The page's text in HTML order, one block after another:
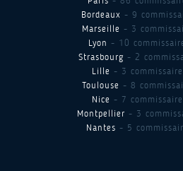
Bordeaux - 9
Marseille - 3
Lyon - 10
Strasbourg - 2
Lille - 3
Toulouse - 8
Nice - 7
Montpellier - 3
Nantes - 5